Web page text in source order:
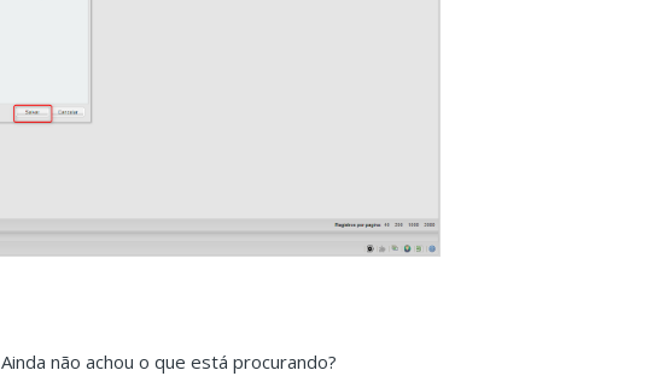
Ainda não achou o que está procurando?